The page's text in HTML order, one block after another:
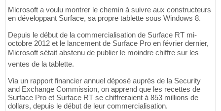
Microsoft a voulu montrer le chemin à suivre aux constructeurs
en développant Surface, sa propre tablette sous Windows 8.
Depuis le début de la commercialisation de Surface RT mi-
octobre 2012 et le lancement de Surface Pro en février dernier,
Microsoft sétait abstenu de publier le moindre chiffre sur les
ventes de la tablette.
Via un rapport financier annuel déposé auprès de la Security
and Exchange Commission, on apprend que les recettes de
Surface Pro et Surface RT se chiffreraient à 853 millions de
dollars, depuis le début de leur commercialisation.